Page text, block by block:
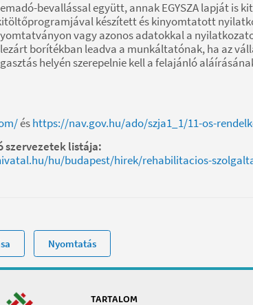
bevallással együtt, annak EGYSZA lapját is
készített és kinyomtatott
vagy azonos adatokkal a
lezárt borítékban leadva a munkáltatónak, ha az
helyén szerepelnie kell a felajánló
éshttps://nav.gov.hu/ado/szja1_1/11-os-
listája:
hu/budapest/hirek/rehabilitacios-
Nyomtatás
TARTALOM